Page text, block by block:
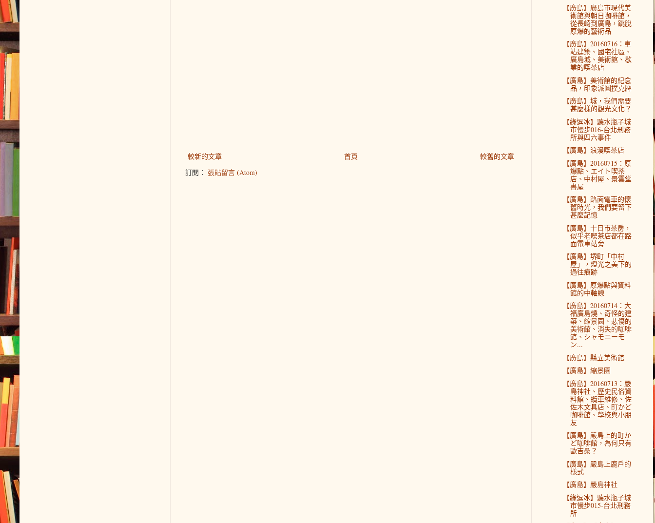
較新的文章 較舊的文章
首頁
訂閱： 張貼留言 (Atom)
【廣島】廣島市現代美
術館與朝日咖啡館，
從長崎到廣島，跳脫
原爆的藝術品
【廣島】20160716：車
站建築、國宅社區、
廣島城、美術館、歇
業的喫茶店
【廣島】美術館的紀念
品，印象派圓撲克牌
【廣島】城，我們需要
甚麼樣的觀光文化？
【綠逗冰】聽水瓶子城
市慢步016-台北刑務
所與四六事件
【廣島】浪漫喫茶店
【廣島】20160715：原
爆點、エイト喫茶
店、中村屋、景雲堂
書屋
【廣島】路面電車的懷
舊時光，我們要留下
甚麼記憶
【廣島】十日市茶房，
似乎老喫茶店都在路
面電車站旁
【廣島】堺町「中村
屋」，燈光之美下的
過往痕跡
【廣島】原爆點與資料
館的中軸線
【廣島】20160714：大
福廣島燒、奇怪的建
築、縮景園、悲傷的
美術館、消失的咖啡
館、シャモニーモ
ン...
【廣島】縣立美術館
【廣島】縮景園
【廣島】20160713：嚴
島神社、歷史民俗資
料館、纜車維修、佐
佐木文具店、町かど
咖啡館、學校與小朋
友
【廣島】嚴島上的町か
ど咖啡館，為何只有
歐吉桑？
【廣島】嚴島上鹿戶的
樣式
【廣島】嚴島神社
【綠逗冰】聽水瓶子城
市慢步015-台北刑務
所